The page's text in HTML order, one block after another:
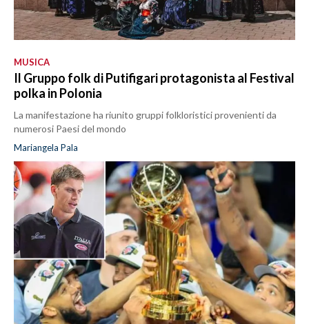
MUSICA
Il Gruppo folk di Putifigari protagonista al Festival
polka in Polonia
La manifestazione ha riunito gruppi folkloristici provenienti da
numerosi Paesi del mondo
Mariangela Pala